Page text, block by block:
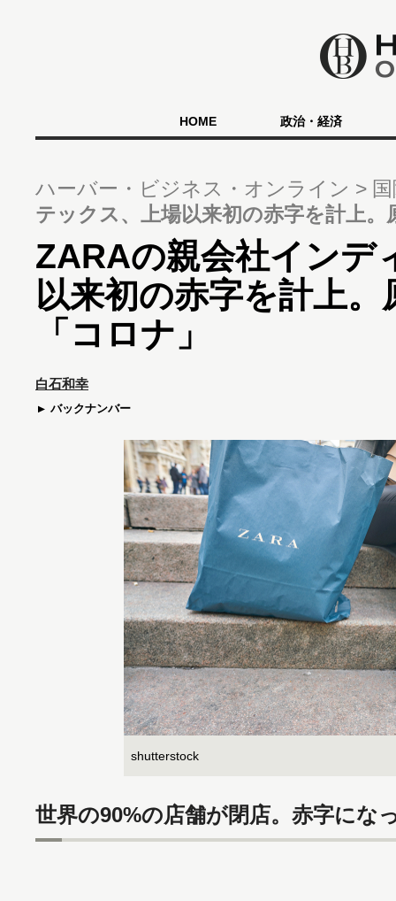
HOME 政治・経済
ハーバー・ビジネス・オンライン
テックス、上場以来初の赤字を計上
ZARAの親会社インデ
以来初の赤字を計上
「コロナ」
白石和幸
バックナンバー
shutterstock
世界の90%の店舗が閉店。赤字にな